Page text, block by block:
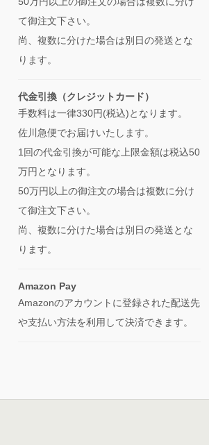
て御注文下さい。
尚、複数に分けた場合は別日の発送とな
ります。
代金引換（クレジットカード）
手数料は一律330円(税込)となります。
佐川急便でお届けいたします。
1回の代金引換が可能な上限金額は税込50
万円となります。
50万円以上の御注文の場合は複数に分け
て御注文下さい。
尚、複数に分けた場合は別日の発送とな
ります。
Amazon Pay
Amazonのアカウントに登録された配送先
や支払い方法を利用して決済できます。